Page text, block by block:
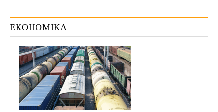
ЕКОНОМІКА